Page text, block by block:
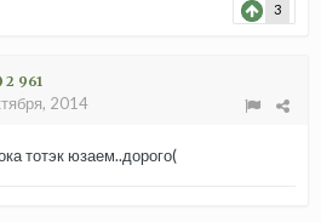
3
2 961
2014
тотэк юзаем..дорого(